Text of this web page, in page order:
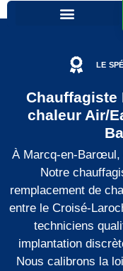
LE
Chauffagiste
chaleur Air/
À Marcq-en-Barœul,
Notre
remplacement de
entre le Croisé-
techniciens
implantation
Nous calibrons la